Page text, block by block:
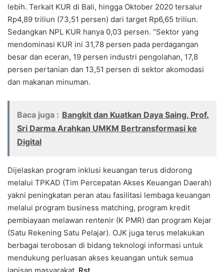
lebih. Terkait KUR di Bali, hingga Oktober 2020 tersalur
Rp4,89 triliun (73,51 persen) dari target Rp6,65 triliun.
Sedangkan NPL KUR hanya 0,03 persen. “Sektor yang
mendominasi KUR ini 31,78 persen pada perdagangan
besar dan eceran, 19 persen industri pengolahan, 17,8
persen pertanian dan 13,51 persen di sektor akomodasi
dan makanan minuman.
Baca juga : Bangkit dan Kuatkan Daya Saing, Prof.
Sri Darma Arahkan UMKM Bertransformasi ke
Digital
Dijelaskan program inklusi keuangan terus didorong
melalui TPKAD (Tim Percepatan Akses Keuangan Daerah)
yakni peningkatan peran atau fasilitasi lembaga keuangan
melalui program business matching, program kredit
pembiayaan melawan rentenir (K PMR) dan program Kejar
(Satu Rekening Satu Pelajar). OJK juga terus melakukan
berbagai terobosan di bidang teknologi informasi untuk
mendukung perluasan akses keuangan untuk semua